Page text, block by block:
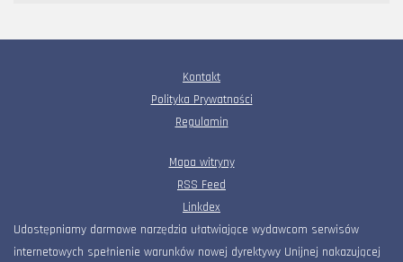
Kontakt
Polityka Prywatności
Regulamin
Mapa witryny
RSS Feed
Linkdex
Udostępniamy darmowe narzędzia ułatwiające wydawcom serwisów
internetowych spełnienie warunków nowej dyrektywy Unijnej nakazującej